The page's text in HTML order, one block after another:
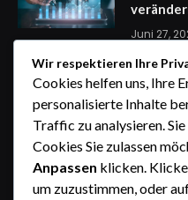
Juni 27,
Juni 25,
Wir respektieren Ihre
Cookies helfen uns, Ihre
personalisierte Inhalte
Traffic zu analysieren.
Cookies Sie zulassen
Anpassen klicken.
um zuzustimmen, oder